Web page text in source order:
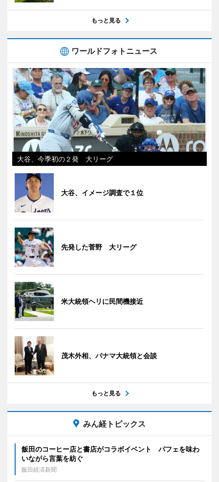
もっと見る
ワールドフォトニュース
大谷、今季初の２発 大リーグ
大谷、イメージ調査で１位
先発した菅野 大リーグ
米大統領ヘリに民間機接近
茂木外相、パナマ大統領と会談
もっと見る
みん経トピックス
飯田のコーヒー店と書店がコラボイベント パフェを味わ
いながら言葉を紡ぐ
飯田経済新聞